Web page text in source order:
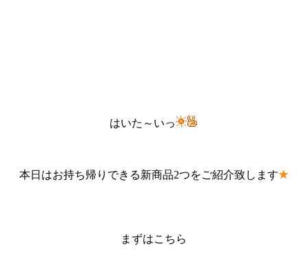
はいた～いっ
本日はお持ち帰りできる新商品2つをご紹介致します★
まずはこちら